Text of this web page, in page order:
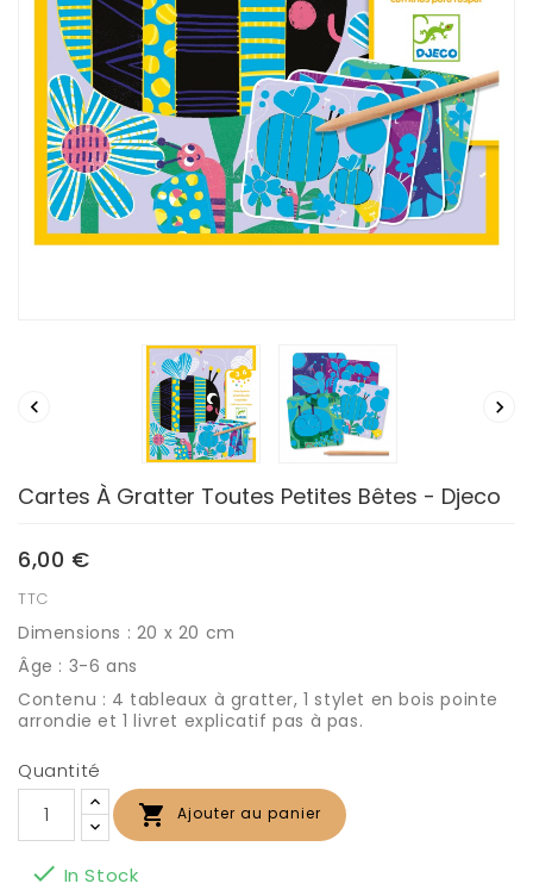
 
Cartes À Gratter Toutes Petites Bêtes - Djeco
6,00 €
TTC
Dimensions : 20 x 20 cm
Âge : 3-6 ans
Contenu : 4 tableaux à gratter, 1 stylet en bois pointe
arrondie et 1 livret explicatif pas à pas.
Quantité
 Ajouter au panier
 In Stock